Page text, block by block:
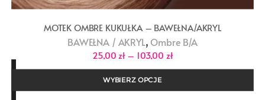
MOTEK OMBRE KUKUŁKA – BAWEŁNA/AKRYL
BAWEŁNA / AKRYL, Ombre B/A
25,00 zł – 103,00 złZakres
od
do
WYBIERZ OPCJE